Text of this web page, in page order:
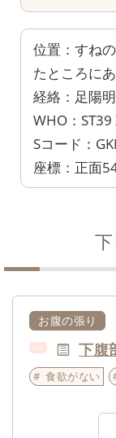
位置：すね
たところにあ
経絡：足陽
WHO：
Sコード：
座標：正面
お腹の張り
下腹
食欲がない